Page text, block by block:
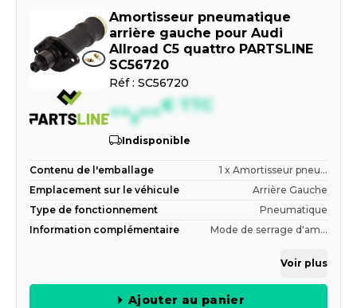
Amortisseur pneumatique
arrière gauche pour Audi
Allroad C5 quattro PARTSLINE
SC56720
Réf : SC56720
--,--€ TTC
Indisponible
Contenu de l'emballage
1 x Amortisseur pneu...
Emplacement sur le véhicule
Arrière Gauche
Type de fonctionnement
Pneumatique
Information complémentaire
Mode de serrage d'am...
Voir plus
Ajouter au panier